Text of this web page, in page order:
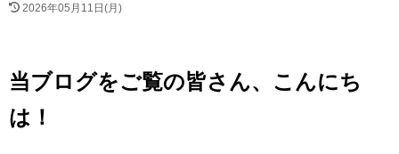
2026年05月11日(月)
当ブログをご覧の皆さん、こんにち
は！